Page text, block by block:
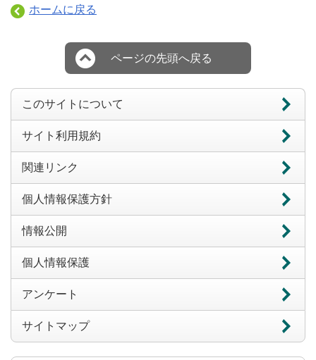
ホームに戻る
ページの先頭へ戻る
このサイトについて
サイト利用規約
関連リンク
個人情報保護方針
情報公開
個人情報保護
アンケート
サイトマップ